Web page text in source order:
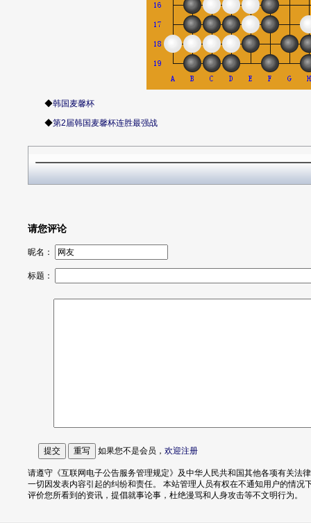
◆韩国麦馨杯
◆第2届韩国麦馨杯连胜最强战
请您评论
昵名：
标题：
如果您不是会员， 欢迎注册
请遵守《互联网电子公告服务管理规定》及中华人民共和国其他各项有关法
一切因发表内容引起的纠纷和责任。 本站管理人员有权在不通知用户的情况
评价您所看到的资讯，提倡就事论事，杜绝漫骂和人身攻击等不文明行为。